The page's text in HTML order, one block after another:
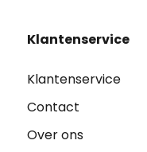
Klantenservice
Klantenservice
Contact
Over ons